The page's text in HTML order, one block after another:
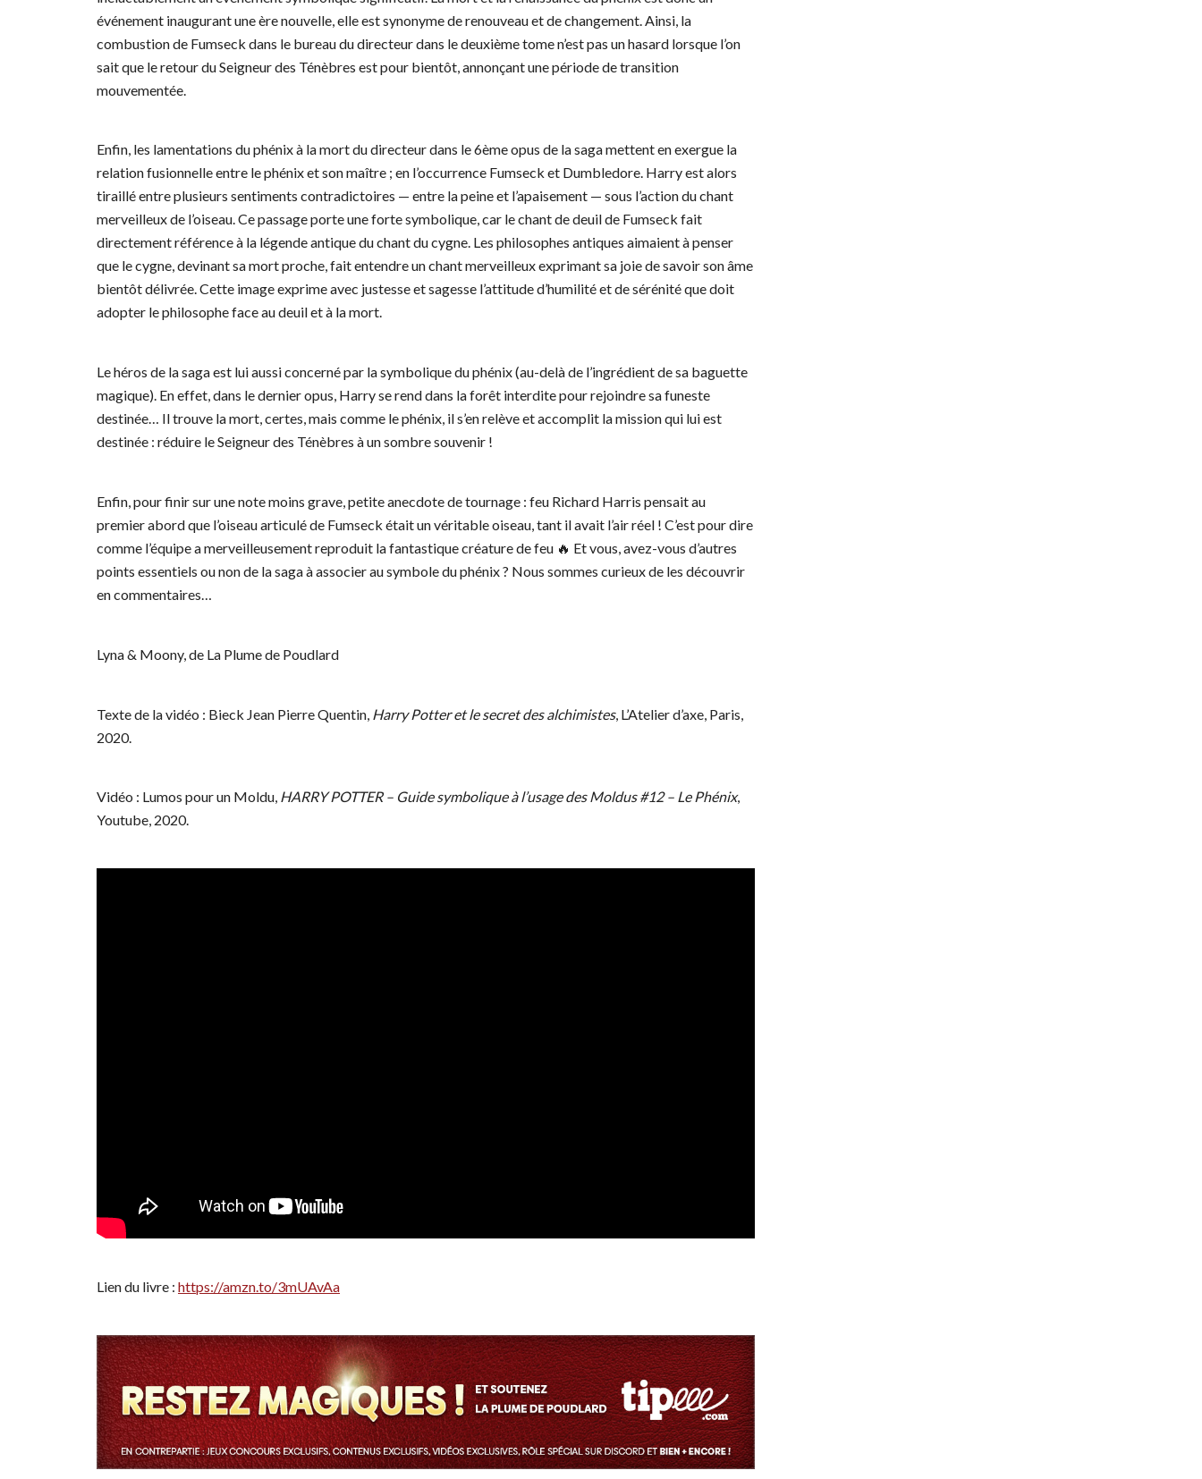
événement inaugurant une ère nouvelle, elle est synonyme de renouveau et de changement. Ainsi, la
combustion de Fumseck dans le bureau du directeur dans le deuxième tome n’est pas un hasard lorsque l’on
sait que le retour du Seigneur des Ténèbres est pour bientôt, annonçant une période de transition
mouvementée.
Enfin, les lamentations du phénix à la mort du directeur dans le 6ème opus de la saga mettent en exergue la
relation fusionnelle entre le phénix et son maître ; en l’occurrence Fumseck et Dumbledore. Harry est alors
tiraillé entre plusieurs sentiments contradictoires — entre la peine et l’apaisement — sous l’action du chant
merveilleux de l’oiseau. Ce passage porte une forte symbolique, car le chant de deuil de Fumseck fait
directement référence à la légende antique du chant du cygne. Les philosophes antiques aimaient à penser
que le cygne, devinant sa mort proche, fait entendre un chant merveilleux exprimant sa joie de savoir son âme
bientôt délivrée. Cette image exprime avec justesse et sagesse l’attitude d’humilité et de sérénité que doit
adopter le philosophe face au deuil et à la mort.
Le héros de la saga est lui aussi concerné par la symbolique du phénix (au-delà de l’ingrédient de sa baguette
magique). En effet, dans le dernier opus, Harry se rend dans la forêt interdite pour rejoindre sa funeste
destinée… Il trouve la mort, certes, mais comme le phénix, il s’en relève et accomplit la mission qui lui est
destinée : réduire le Seigneur des Ténèbres à un sombre souvenir !
Enfin, pour finir sur une note moins grave, petite anecdote de tournage : feu Richard Harris pensait au
premier abord que l’oiseau articulé de Fumseck était un véritable oiseau, tant il avait l’air réel ! C’est pour dire
comme l’équipe a merveilleusement reproduit la fantastique créature de feu 🔥 Et vous, avez-vous d’autres
points essentiels ou non de la saga à associer au symbole du phénix ? Nous sommes curieux de les découvrir
en commentaires…
Lyna & Moony, de La Plume de Poudlard
Texte de la vidéo : Bieck Jean Pierre Quentin, Harry Potter et le secret des alchimistes, L’Atelier d’axe, Paris,
2020.
Vidéo : Lumos pour un Moldu, HARRY POTTER – Guide symbolique à l’usage des Moldus #12 – Le Phénix,
Youtube, 2020.
Lien du livre : https://amzn.to/3mUAvAa